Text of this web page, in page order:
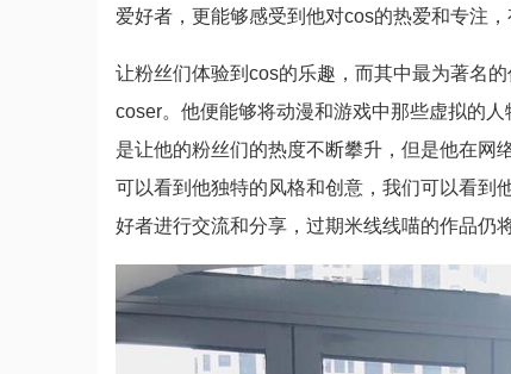
爱好者，更能够感受到他对cos的热爱和专注
让粉丝们体验到cos的乐趣，而其中最为著名
coser。他便能够将动漫和游戏中那些虚拟的
是让他的粉丝们的热度不断攀升，但是他在网
可以看到他独特的风格和创意，我们可以看到
好者进行交流和分享，过期米线线喵的作品仍